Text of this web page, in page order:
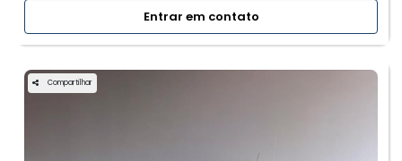
Entrar em contato
Compartilhar